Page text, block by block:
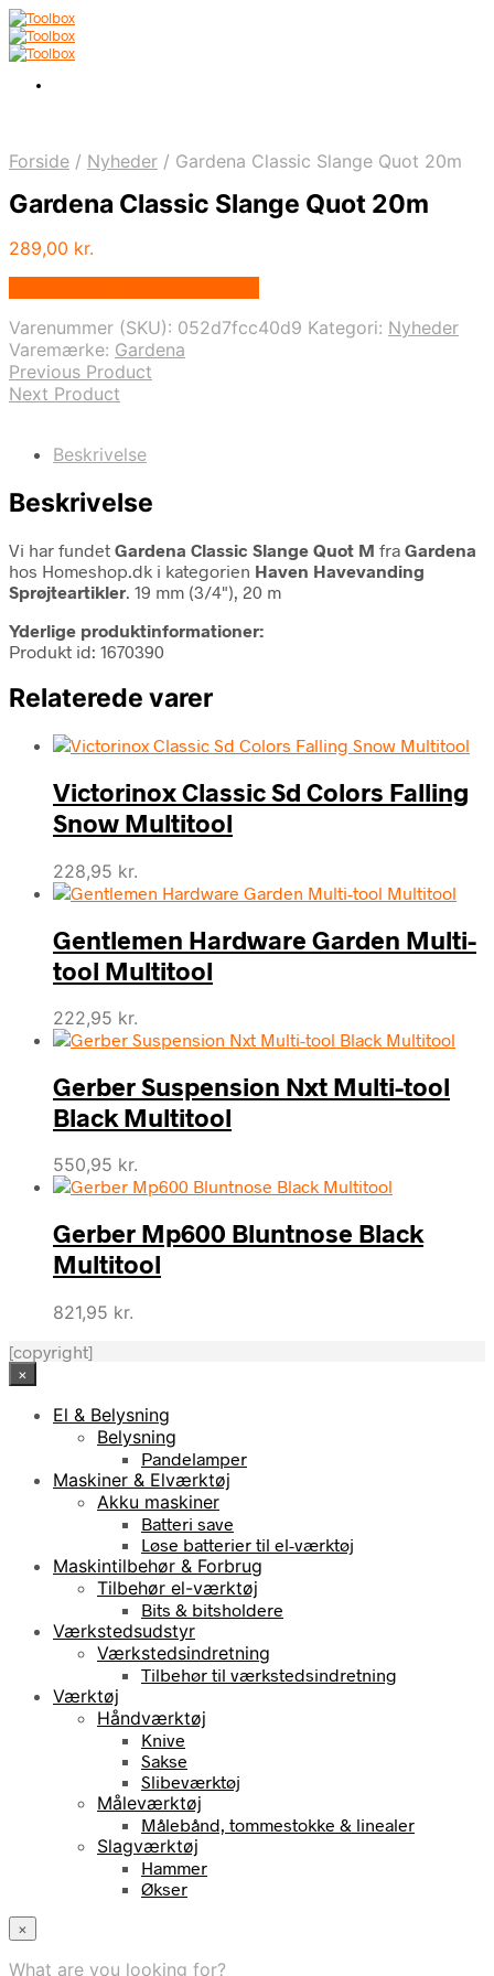
Forside / Nyheder / Gardena Classic Slange Quot 20m
Gardena Classic Slange Quot 20m
289,00 kr.
Varenummer (SKU): 052d7fcc40d9 Kategori: Nyheder
Varemærke: Gardena
Previous Product
Next Product
Beskrivelse
Beskrivelse
Vi har fundet Gardena Classic Slange Quot M fra Gardena
hos Homeshop.dk i kategorien Haven Havevanding
Sprøjteartikler. 19 mm (3/4"), 20 m
Yderlige produktinformationer:
Produkt id: 1670390
Relaterede varer
Victorinox Classic Sd Colors Falling
Snow Multitool
228,95 kr.
Gentlemen Hardware Garden Multi-
tool Multitool
222,95 kr.
Gerber Suspension Nxt Multi-tool
Black Multitool
550,95 kr.
Gerber Mp600 Bluntnose Black
Multitool
821,95 kr.
[copyright]
×
El & Belysning
Belysning
Pandelamper
Maskiner & Elværktøj
Akku maskiner
Batteri save
Løse batterier til el-værktøj
Maskintilbehør & Forbrug
Tilbehør el-værktøj
Bits & bitsholdere
Værkstedsudstyr
Værkstedsindretning
Tilbehør til værkstedsindretning
Værktøj
Håndværktøj
Knive
Sakse
Slibeværktøj
Måleværktøj
Målebånd, tommestokke & linealer
Slagværktøj
Hammer
Økser
×
What are you looking for?